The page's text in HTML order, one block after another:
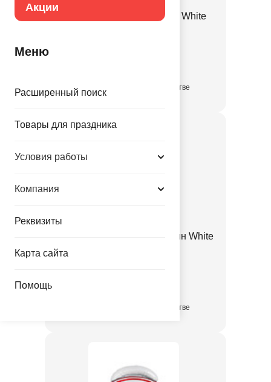
Акции
Меню
Расширенный поиск
Товары для праздника
Условия работы
Компания
Реквизиты
Карта сайта
Помощь
Е 12" Пастель Retro Sand White
в достаточном количестве
К Б/РИС СЕРДЦЕ 68" Сатин White
в достаточном количестве